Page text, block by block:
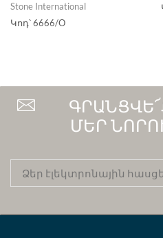
Stone International
Կոդ՝6666/O
ՄԵՐ